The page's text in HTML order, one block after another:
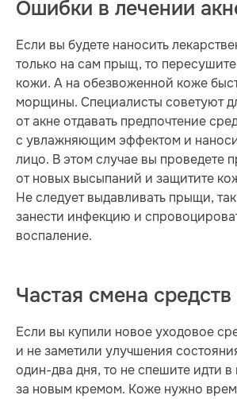
Ошибки в лечении
Если вы будете наносить
только на сам прыщ, то пересушите
кожи. А на обезвоженной коже
морщины. Специалисты советуют
от акне отдавать предпочтение
с увлажняющим эффектом и
лицо. В этом случае вы проведете
от новых высыпаний и защитите
Не следует выдавливать прыщи,
занести инфекцию и
воспаление.
Частая смена
Если вы купили новое уходовое
и не заметили улучшения
один-два дня, то не спешите идти в
за новым кремом. Коже нужно